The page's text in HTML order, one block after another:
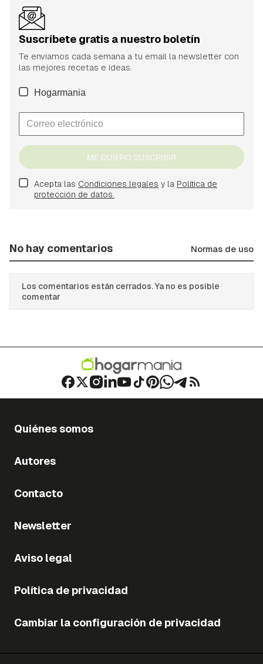
Suscríbete gratis a nuestro boletín
Te enviamos cada semana a tu email la newsletter con
las mejores recetas e ideas.
Hogarmania
ME QUIERO SUSCRIBIR
Acepta las Condiciones legales y la Política de
protección de datos.
No hay comentarios Normas de uso
Los comentarios están cerrados. Ya no es posible
comentar
Quiénes somos
Autores
Contacto
Newsletter
Aviso legal
Política de privacidad
Cambiar la configuración de privacidad